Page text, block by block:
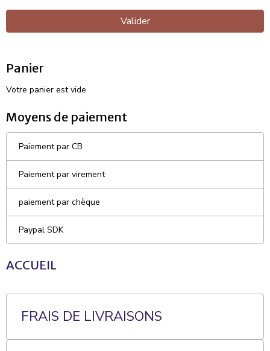
Valider
Panier
Votre panier est vide
Moyens de paiement
Paiement par CB
Paiement par virement
paiement par chèque
Paypal SDK
ACCUEIL
FRAIS DE LIVRAISONS